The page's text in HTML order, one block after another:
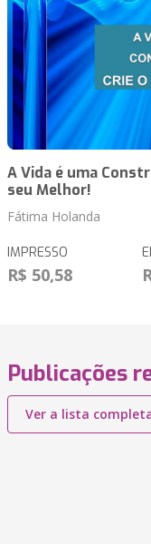
A Vida é uma
seu Melhor!
Fátima Holanda
IMPRESSO
R$ 50,58
Publicações
Ver a lista